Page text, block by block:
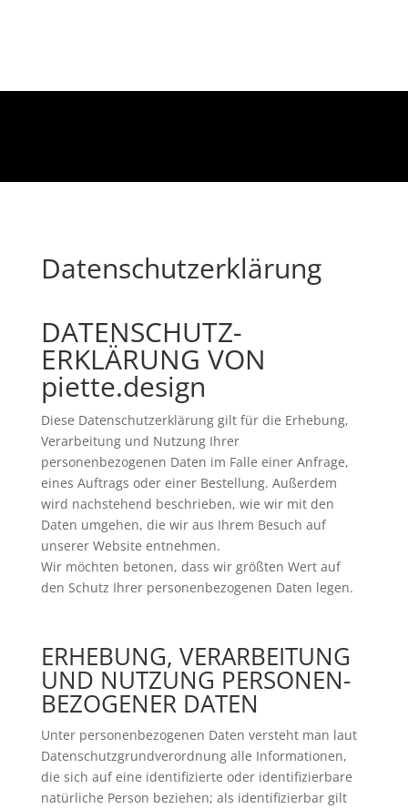
Datenschutz­erklärung
DATENSCHUTZ­
ERKLÄRUNG VON
piette.design
Diese Datenschutzerklärung gilt für die Erhebung,
Verarbeitung und Nutzung Ihrer
personenbezogenen Daten im Falle einer Anfrage,
eines Auftrags oder einer Bestellung. Außerdem
wird nachstehend beschrieben, wie wir mit den
Daten umgehen, die wir aus Ihrem Besuch auf
unserer Website entnehmen.
Wir möchten betonen, dass wir größten Wert auf
den Schutz Ihrer personenbezogenen Daten legen.
ERHEBUNG, VERARBEITUNG
UND NUTZUNG PERSONEN­
BEZOGENER DATEN
Unter personenbezogenen Daten versteht man laut
Datenschutzgrundverordnung alle Informationen,
die sich auf eine identifizierte oder identifizierbare
natürliche Person beziehen; als identifizierbar gilt